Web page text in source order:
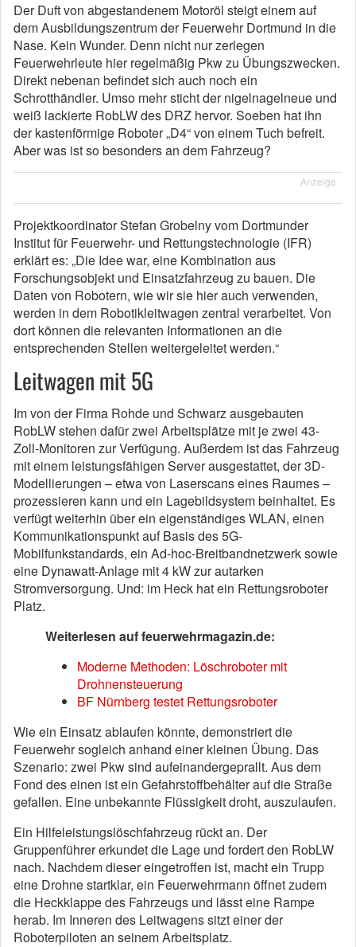
Der Duft von abgestandenem Motoröl steigt einem auf
dem Ausbildungszentrum der Feuerwehr Dortmund in die
Nase. Kein Wunder. Denn nicht nur zerlegen
Feuerwehrleute hier regelmäßig Pkw zu Übungszwecken.
Direkt nebenan befindet sich auch noch ein
Schrotthändler. Umso mehr sticht der nigelnagelneue und
weiß lackierte RobLW des DRZ hervor. Soeben hat ihn
der kastenförmige Roboter „D4“ von einem Tuch befreit.
Aber was ist so besonders an dem Fahrzeug?
Anzeige
Projektkoordinator Stefan Grobelny vom Dortmunder
Institut für Feuerwehr- und Rettungstechnologie (IFR)
erklärt es: „Die Idee war, eine Kombination aus
Forschungsobjekt und Einsatzfahrzeug zu bauen. Die
Daten von Robotern, wie wir sie hier auch verwenden,
werden in dem Robotikleitwagen zentral verarbeitet. Von
dort können die relevanten Informationen an die
entsprechenden Stellen weitergeleitet werden.“
Leitwagen mit 5G
Im von der Firma Rohde und Schwarz ausgebauten
RobLW stehen dafür zwei Arbeitsplätze mit je zwei 43-
Zoll-Monitoren zur Verfügung. Außerdem ist das Fahrzeug
mit einem leistungsfähigen Server ausgestattet, der 3D-
Modellierungen – etwa von Laserscans eines Raumes –
prozessieren kann und ein Lagebildsystem beinhaltet. Es
verfügt weiterhin über ein eigenständiges WLAN, einen
Kommunikationspunkt auf Basis des 5G-
Mobilfunkstandards, ein Ad-hoc-Breitbandnetzwerk sowie
eine Dynawatt-Anlage mit 4 kW zur autarken
Stromversorgung. Und: im Heck hat ein Rettungsroboter
Platz.
Weiterlesen auf feuerwehrmagazin.de:
Moderne Methoden: Löschroboter mit
Drohnensteuerung
BF Nürnberg testet Rettungsroboter
Wie ein Einsatz ablaufen könnte, demonstriert die
Feuerwehr sogleich anhand einer kleinen Übung. Das
Szenario: zwei Pkw sind aufeinandergeprallt. Aus dem
Fond des einen ist ein Gefahrstoffbehälter auf die Straße
gefallen. Eine unbekannte Flüssigkeit droht, auszulaufen.
Ein Hilfeleistungslöschfahrzeug rückt an. Der
Gruppenführer erkundet die Lage und fordert den RobLW
nach. Nachdem dieser eingetroffen ist, macht ein Trupp
eine Drohne startklar, ein Feuerwehrmann öffnet zudem
die Heckklappe des Fahrzeugs und lässt eine Rampe
herab. Im Inneren des Leitwagens sitzt einer der
Roboterpiloten an seinem Arbeitsplatz.